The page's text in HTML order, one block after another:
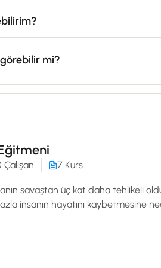
mi?
Çalışan 7 Kurs
savaştan üç kat daha tehlikeli
insanın hayatını kaybetmesine